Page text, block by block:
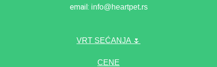
email: info@heartpet.rs
VRT SEĆANJA 🌷
CENE